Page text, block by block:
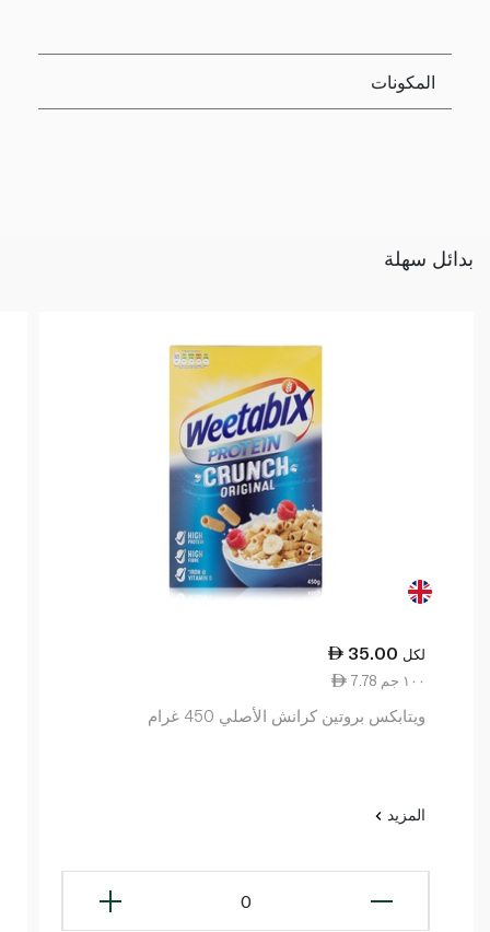
المكونات
بدائل سهلة
35.00 لكل
7.78 ١٠٠ جم
ويتابكس بروتين كرانش الأصلي 450 غرام
المزيد
0